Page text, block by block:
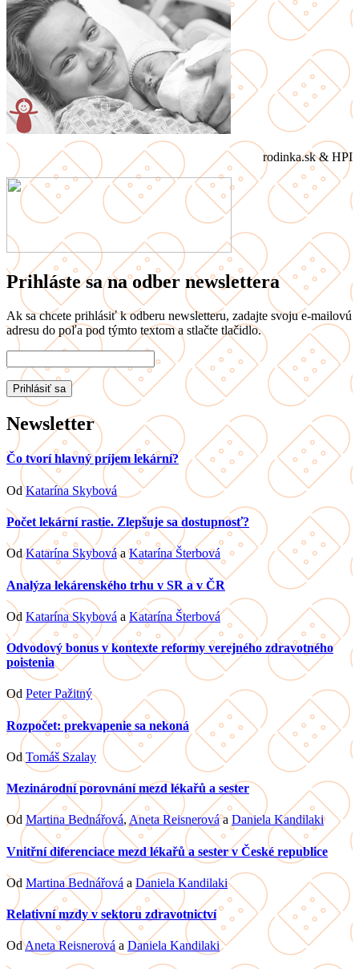
rodinka.sk & HPI
Prihláste sa na odber newslettera
Ak sa chcete prihlásiť k odberu newsletteru, zadajte svoju e-mailovú
adresu do poľa pod týmto textom a stlačte tlačidlo.
Newsletter
Čo tvorí hlavný príjem lekární?
OdKatarína Skybová
Počet lekární rastie. Zlepšuje sa dostupnosť?
OdKatarína SkybováaKatarína Šterbová
Analýza lekárenského trhu v SR a v ČR
Od Katarína Skybová a Katarína Šterbová
Odvodový bonus v kontexte reformy verejného zdravotného
poistenia
Od Peter Pažitný
Rozpočet: prekvapenie sa nekoná
OdTomáš Szalay
Mezinárodní porovnání mezd lékařů a sester
Od Martina Bednářová,Aneta Reisnerováa Daniela Kandilaki
Vnitřní diferenciace mezd lékařů a sester v České republice
Od Martina Bednářová a Daniela Kandilaki
Relativní mzdy v sektoru zdravotnictví
OdAneta Reisnerová a Daniela Kandilaki